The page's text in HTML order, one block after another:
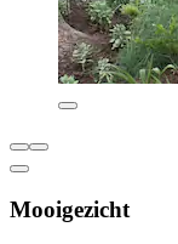
Mooigezicht